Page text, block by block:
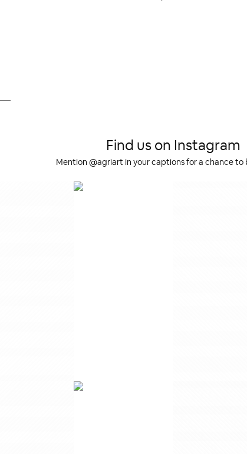
Find us on Instagram
Mention @agriart in your captions for a chance to